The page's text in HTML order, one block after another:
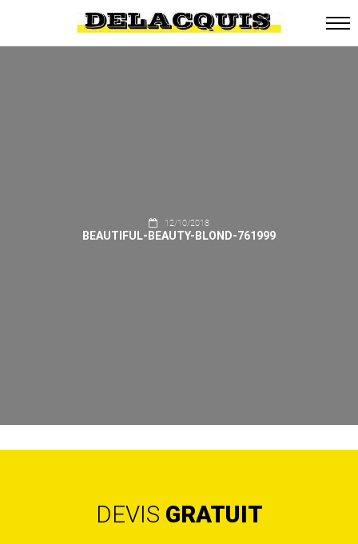
12/10/2018
BEAUTIFUL-BEAUTY-BLOND-761999
DEVIS GRATUIT